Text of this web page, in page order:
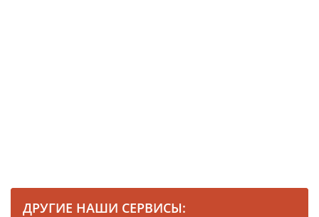
ДРУГИЕ НАШИ СЕРВИСЫ: